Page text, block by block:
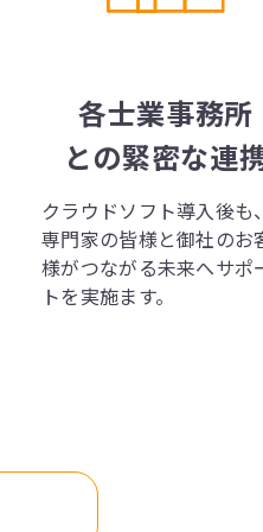
各士業事務所
との緊密な連
クラウドソフト導入後も、
専門家の皆様と御社のお
様がつながる未来へサポ
トを実施ます。